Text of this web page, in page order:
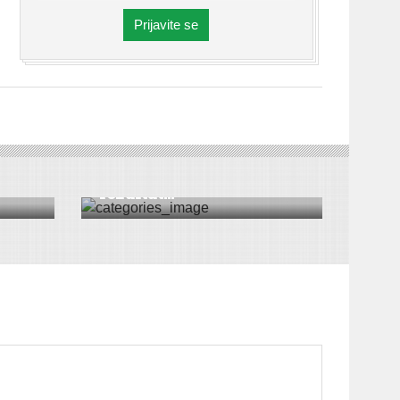
Prijavite se
DRUŠTVO|VESTI
rezultat...